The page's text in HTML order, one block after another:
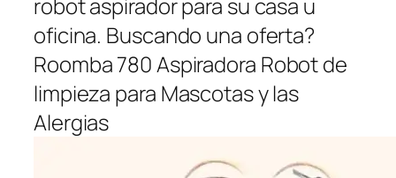
oficina. Buscando una oferta?
Roomba 780 Aspiradora Robot de
limpieza para Mascotas y las
Alergias